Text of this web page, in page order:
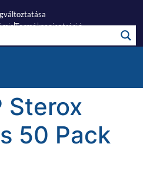
Termékregisztráció
Sterox
50 Pack